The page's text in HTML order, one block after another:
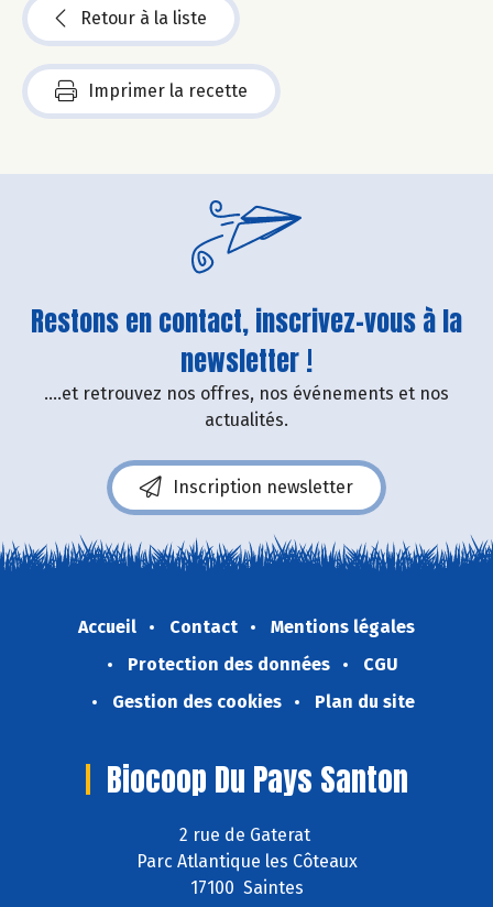
Retour à la liste
Imprimer la recette
Restons en contact, inscrivez-vous à la
newsletter !
....et retrouvez nos offres, nos événements et nos
actualités.
Inscription newsletter
Accueil Contact
Mentions légales
Protection des données
CGU
Gestion des cookies
Plan du site
Biocoop Du Pays Santon
2 rue de Gaterat
Parc Atlantique les Côteaux
17100 Saintes